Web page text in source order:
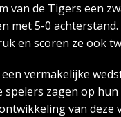
van de Tigers een
met 5-0
en scoren ze ook
vermakelijke
zagen op
van